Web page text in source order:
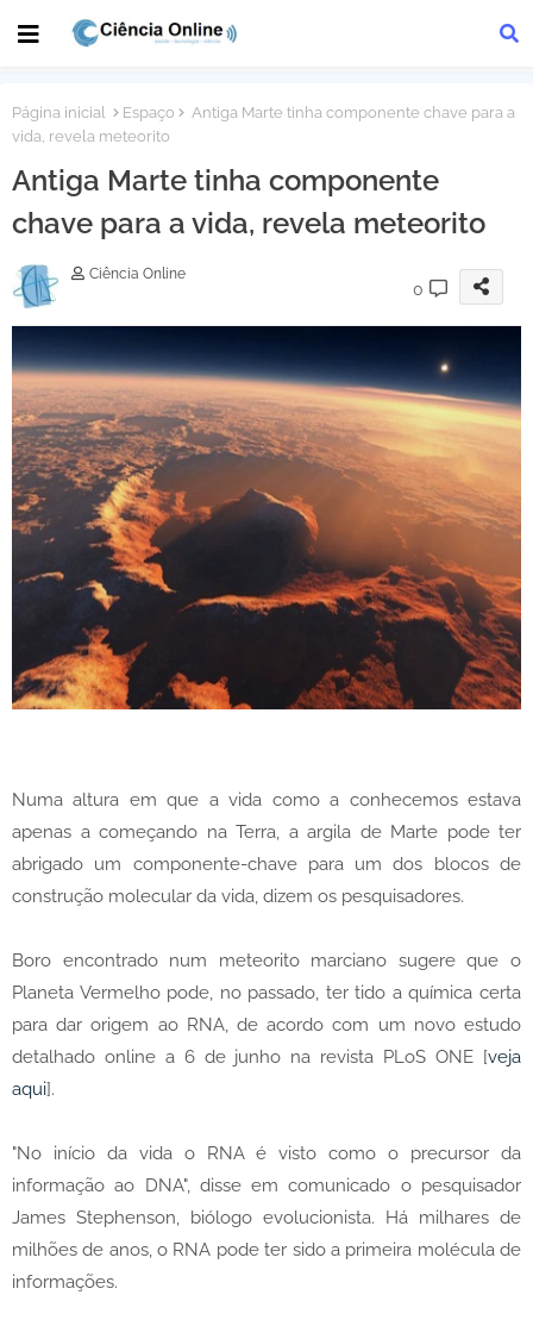
Página inicial Espaço
Antiga Marte tinha componente chave para a
vida, revela meteorito
Antiga Marte tinha componente
chave para a vida, revela meteorito
Ciência Online
0
Numa altura em que a vida como a conhecemos estava
apenas a começando na Terra, a argila de Marte pode ter
abrigado um componente-chave para um dos blocos de
construção molecular da vida, dizem os pesquisadores.
Boro encontrado num meteorito marciano sugere que o
Planeta Vermelho pode, no passado, ter tido a química certa
para dar origem ao RNA, de acordo com um novo estudo
detalhado online a 6 de junho na revista PLoS ONE [veja
aqui].
"No início da vida o RNA é visto como o precursor da
informação ao DNA", disse em comunicado o pesquisador
James Stephenson, biólogo evolucionista. Há milhares de
milhões de anos, o RNA pode ter sido a primeira molécula de
informações.